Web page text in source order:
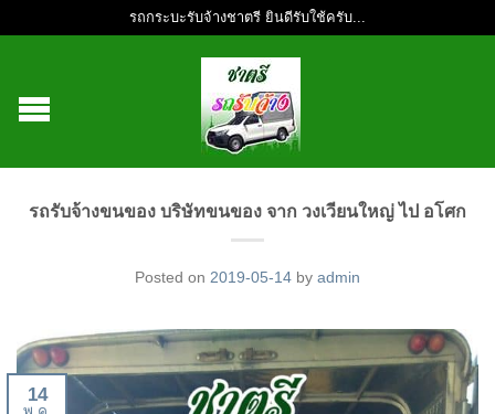
รถกระบะรับจ้างชาตรี ยินดีรับใช้ครับ...
รถรับจ้างขนของ บริษัทขนของ จาก วงเวียนใหญ่ ไป อโศก
Posted on 2019-05-14 by admin
14